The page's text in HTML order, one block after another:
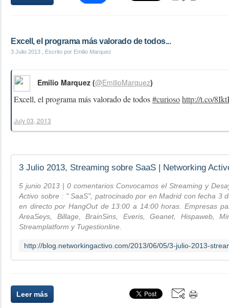
Excell, el programa más valorado de todos...
3 Julio 2013 , Escrito por Emilio Marquez
Excell, el programa más valorado de todos#curiosohttp://t.co/
Emilio Marquez (@EmilioMarquez)
July 03, 2013
3 Julio 2013, Streaming sobre SaaS | Networking
5 junio 2013 | 0 comentarios Convocamos el Streaming y
Activo sobre : " SaaS", patrocinado por en Madrid con fecha 3
en directo por HangOut de 13:00 a 14:00 horas. Empresas
AreaSeys, Billage, BrainSins, Everis, Geanet, Hispaweb,
Streamplatform y Tugestionline.
Leer más